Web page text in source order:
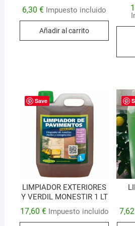
6,30€ Impuesto incluido
Añadir al carrito
Save
LIMPIADOR EXTERIORES
Y VERDIL MONESTIR 1 LT
17,60 € Impuesto incluido 7,62